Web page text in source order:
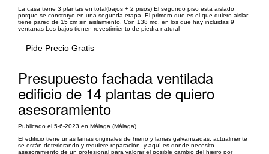
La casa tiene 3 plantas en total(bajos + 2 pisos) El segundo piso esta aislado
porque se construyo en una segunda etapa. El primero que es el que quiero aislar
tiene pared de 15 cm sin aislamiento. Con 138 mq, en los que hay incluidas 9
ventanas Los bajos tienen revestimiento de piedra natural
Pide Precio Gratis
Presupuesto fachada ventilada
edificio de 14 plantas de quiero
asesoramiento
Publicado el 5-6-2023 en Málaga (Málaga)
El edificio tiene unas lamas originales de hierro y lamas galvanizadas, actualmente
se están deteriorando y requiere reparación, y aquí es donde necesito
asesoramiento de un profesional para valorar el posible cambio del hierro por